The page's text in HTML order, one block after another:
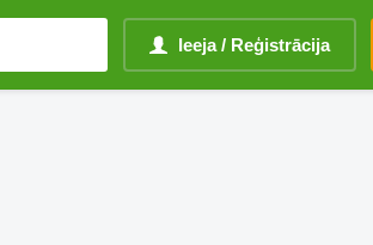
Ieeja / Reģistrācija